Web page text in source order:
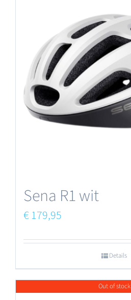
Sena R1 wit
€179,95
Details
Out of stock